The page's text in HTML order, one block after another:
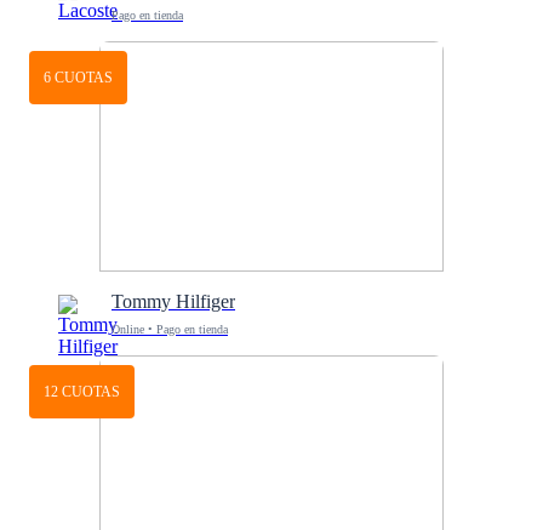
Pago en tienda
6 CUOTAS
Tommy Hilfiger
Online • Pago en tienda
12 CUOTAS